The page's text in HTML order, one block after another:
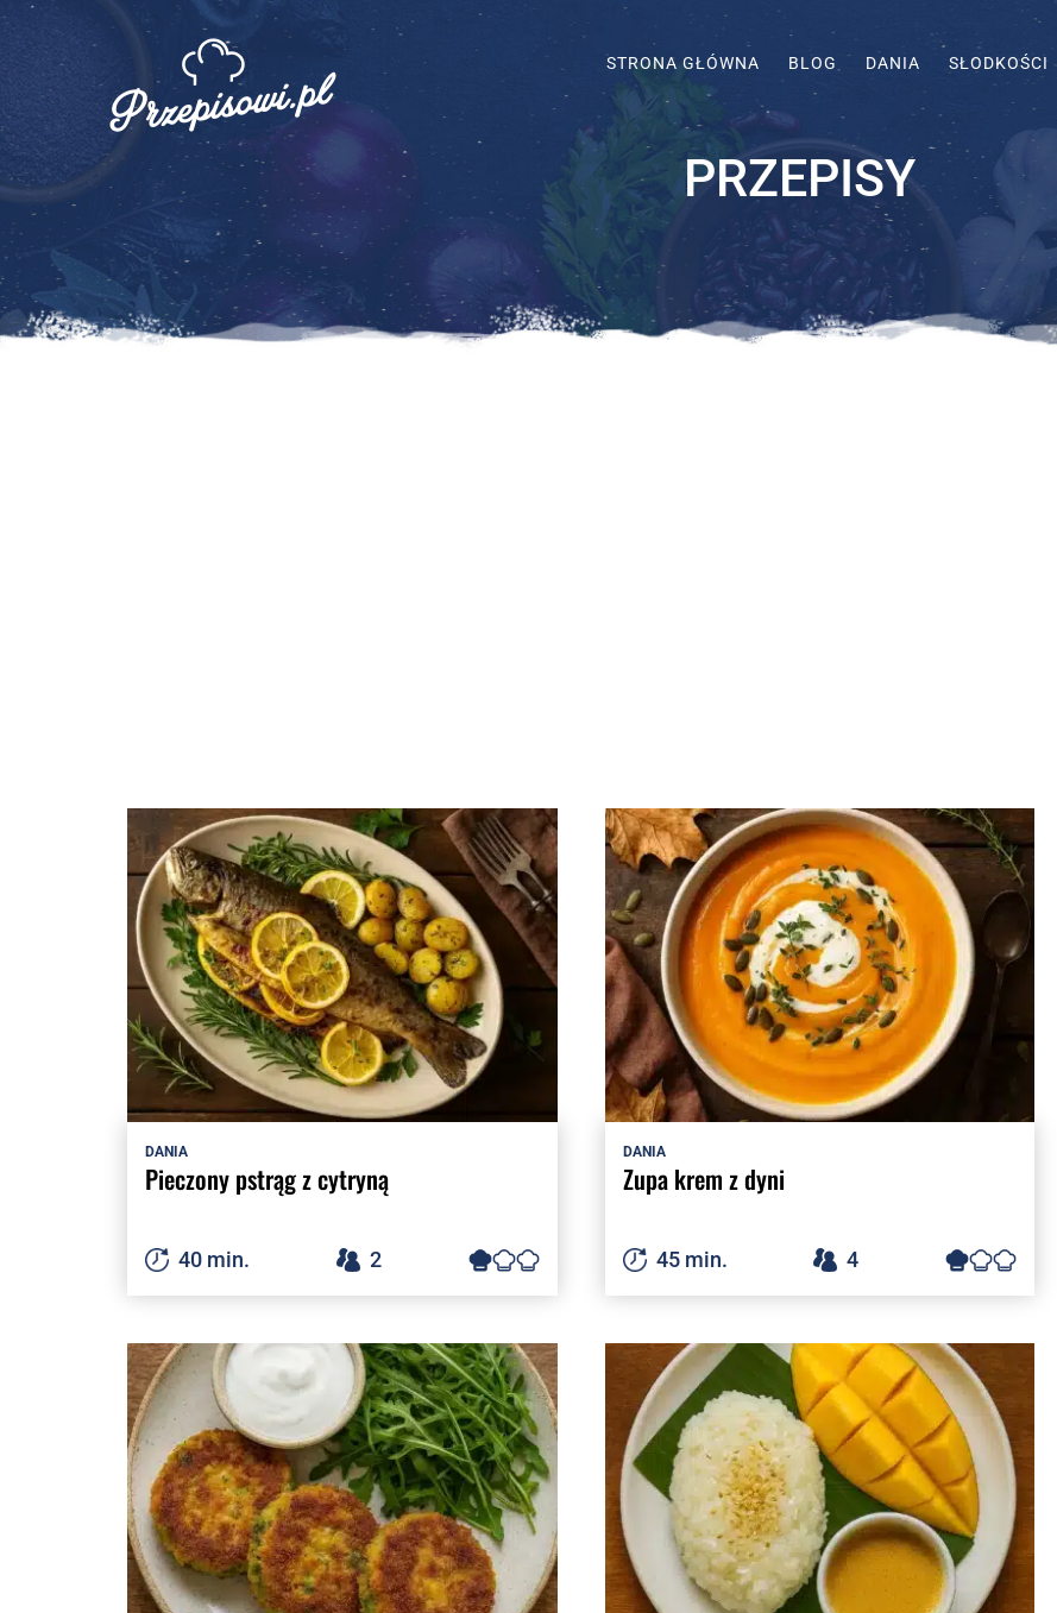
STRONA GŁÓWNA BLOG DANIA SŁODKOŚCI
PRZEPISY
DANIA
Pieczony pstrąg z cytryną
40 min. 2
DANIA
Zupa krem z dyni
45 min. 4